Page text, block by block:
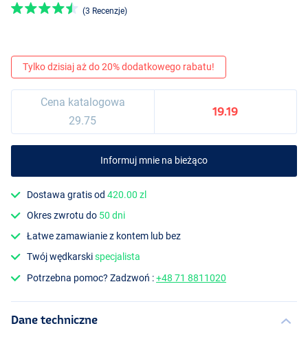
(3 Recenzje)
Tylko dzisiaj aż do 20% dodatkowego rabatu!
Cena katalogowa
29.75
19.19
Informuj mnie na bieżąco
Dostawa gratis od420.00 zl
Okres zwrotu do 50 dni
Łatwe zamawianie z kontem lub bez
Twój wędkarskispecjalista
Potrzebna pomoc? Zadzwoń :+48 71 8811020
Dane techniczne